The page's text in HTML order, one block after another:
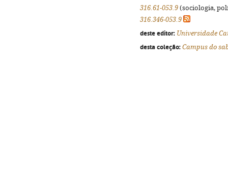
316.61-053.9 (sociologia,
316.346-053.9
deste editor: Universidade
desta coleção: Campus do